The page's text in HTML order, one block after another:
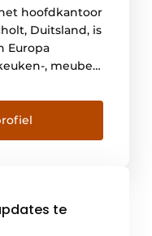
hoofdkantoor
Duitsland, is
Europa
, meubel-
als het
Bocholt
in Nederland,
te